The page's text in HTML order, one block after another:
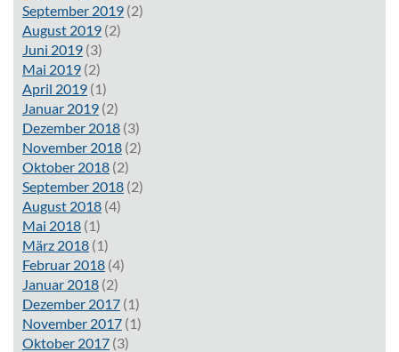
September 2019 (2)
August 2019 (2)
Juni 2019 (3)
Mai 2019 (2)
April 2019 (1)
Januar 2019 (2)
Dezember 2018 (3)
November 2018 (2)
Oktober 2018 (2)
September 2018 (2)
August 2018 (4)
Mai 2018 (1)
März 2018 (1)
Februar 2018 (4)
Januar 2018 (2)
Dezember 2017 (1)
November 2017 (1)
Oktober 2017 (3)